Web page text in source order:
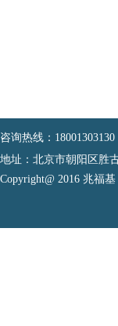
咨询热线：18001303130
地址：北京市朝阳区胜
Copyright@ 2016 兆福